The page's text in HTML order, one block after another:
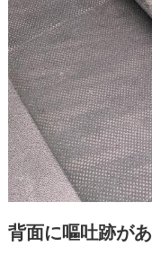
背面に嘔吐跡が